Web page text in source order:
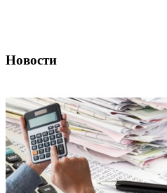
Новости